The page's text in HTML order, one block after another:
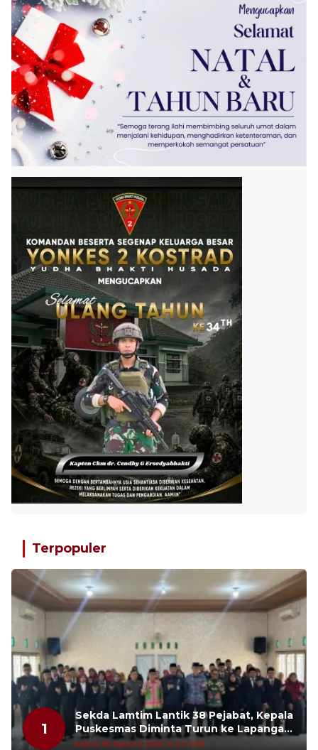
Terpopuler
1
Sekda Lamtim Lantik 38 Pejabat, Kepala
Puskesmas Diminta Turun ke Lapangan
dan Hadir di Tengah Masyarakat
Kamis, 06 Agustus 2026, 14:24 WIB